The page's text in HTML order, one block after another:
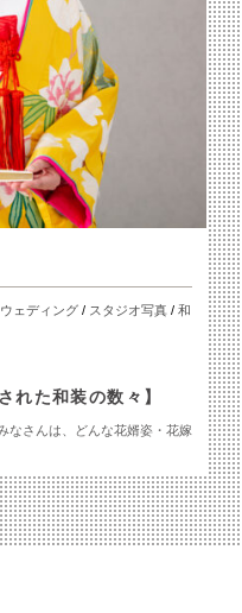
ェディング/ スタジオ写真 / 和
れた和装の数々】
なさんは、どんな花婿姿・花嫁